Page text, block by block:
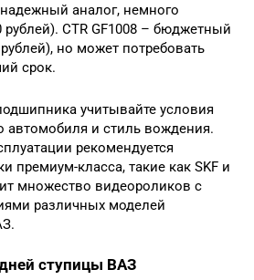
аналог, немного
CTR GF1008 – бюджетный
но может потребовать
срок.
учитывайте условия
автомобиля и стиль вождения.
рекомендуется
премиум-класса, такие как SKF и
множество видеороликов с
различных моделей
ступицы ВАЗ